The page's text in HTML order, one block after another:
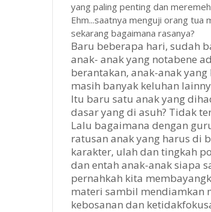
yang paling penting dan
Ehm...saatnya menguji orang tua
sekarang bagaimana rasanya?
Baru beberapa hari, sudah
anak- anak yang notabene
berantakan, anak-anak
masih banyak keluhan
Itu baru satu anak yang
dasar yang di asuh? Tidak
Lalu bagaimana dengan
ratusan anak yang harus di
karakter, ulah dan tingkah
dan entah anak-anak siapa
pernahkah kita
materi sambil mendiamkan
kebosanan dan